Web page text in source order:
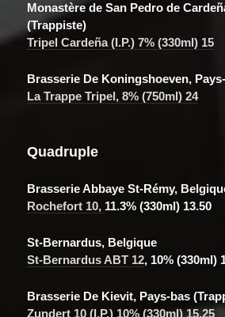
Monastère de San Pedro de
(Trappiste)
Tripel Cardeña (I.P.) 7% (330ml) 15
Brasserie De Koningshoeven,
La Trappe Tripel, 8% (750ml) 24
Quadruple
Brasserie Abbaye St-Rémy,
Rochefort 10, 11.3% (330ml) 13.50
St-Bernardus, Belgique
St-Bernardus ABT 12, 10% (330ml)
Brasserie De Kievit, Pays-bas
Zundert 10 (I.P.) 10% (330ml) 15.25